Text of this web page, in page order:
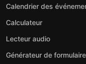
Calendrier des
Calculateur
Lecteur audio
Générateur de